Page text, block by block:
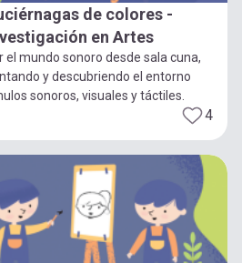
de colores -
en Artes
el mundo sonoro desde sala cuna,
y descubriendo el entorno
sonoros, visuales y táctiles.
4